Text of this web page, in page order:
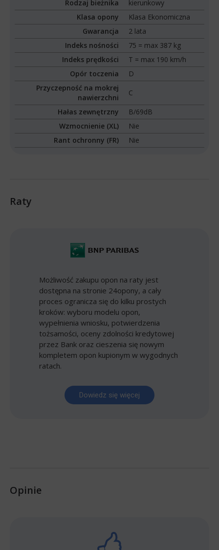
Rodzaj bieżnika
kierunkowy
Klasa opony
Klasa Ekonomiczna
Gwarancja
2 lata
Indeks nośności
75 = max 387 kg
Indeks prędkości
T = max 190 km/h
Opór toczenia
D
Przyczepność na mokrej
nawierzchni
C
Hałas zewnętrzny
B/69dB
Wzmocnienie (XL)
Nie
Rant ochronny (FR)
Nie
Raty
Możliwość zakupu opon na raty jest
dostępna na stronie 24opony, a cały
proces ogranicza się do kilku prostych
kroków: wyboru modelu opon,
wypełnienia wniosku, potwierdzenia
tożsamości, oceny zdolności kredytowej
przez Bank oraz cieszenia się nowym
kompletem opon kupionym w wygodnych
ratach.
Dowiedz się więcej
Opinie